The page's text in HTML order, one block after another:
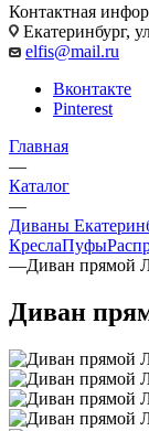
Контактная
Екатеринбург,
elfis@mail.ru
Вконтакте
Pinterest
Главная
—
Каталог
—
Диваны
КреслаПуфы
—Диван прямой
Диван